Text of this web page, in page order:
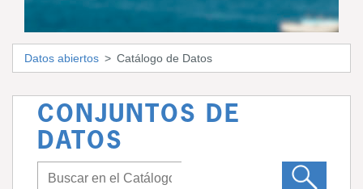
Datos abiertos Catálogo de Datos
CONJUNTOS DE
DATOS